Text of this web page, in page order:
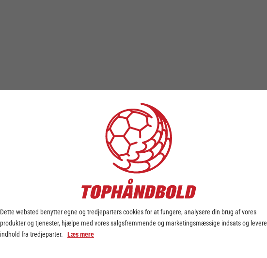
Dette websted benytter egne og tredjeparters cookies for at fungere, analysere din brug af vores
produkter og tjenester, hjælpe med vores salgsfremmende og marketingsmæssige indsats og levere
indhold fra tredjeparter. Læs mere